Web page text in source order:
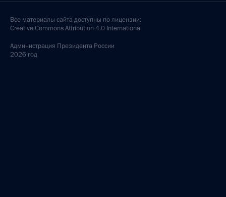
Все материалы сайта доступны по лицензии:
Creative Commons Attribution 4.0 International
Администрация Президента России
2026 год